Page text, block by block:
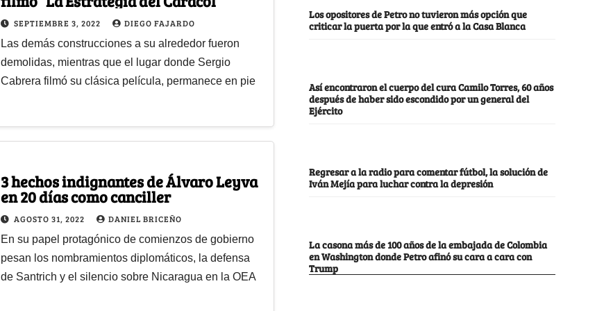
SEPTIEMBRE 3, 2022 DIEGO FAJARDO
Las demás construcciones a su alrededor fueron
demolidas, mientras que el lugar donde Sergio
Cabrera filmó su clásica película, permanece en pie
3 hechos indignantes de Álvaro Leyva
en 20 días como canciller
AGOSTO 31, 2022 DANIEL BRICEÑO
En su papel protagónico de comienzos de gobierno
pesan los nombramientos diplomáticos, la defensa
de Santrich y el silencio sobre Nicaragua en la OEA
Los opositores de Petro no tuvieron más opción que
criticar la puerta por la que entró a la Casa Blanca
Así encontraron el cuerpo del cura Camilo Torres, 60 años
después de haber sido escondido por un general del
Ejército
Regresar a la radio para comentar fútbol, la solución de
Iván Mejía para luchar contra la depresión
La casona más de 100 años de la embajada de Colombia
en Washington donde Petro afinó su cara a cara con
Trump